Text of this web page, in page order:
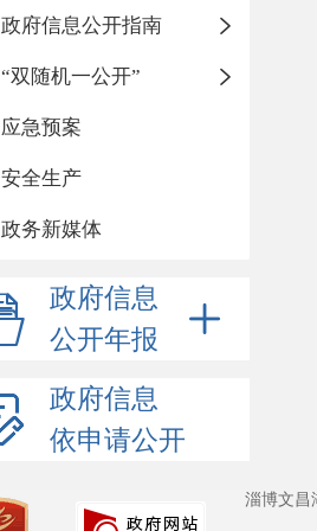
政府信息公开指南
“双随机一公开”
应急预案
安全生产
政务新媒体
政府信息
公开年报
政府信息
依申请公开
淄博文昌